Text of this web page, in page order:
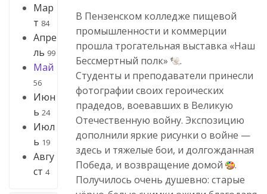
Мар
т 84
Апре
ль 99
Май
56
Июн
ь 24
Июл
ь 19
Авгу
ст 4
В Пензенском колледже пищевой
промышленности и коммерции
прошла трогательная выставка «Наш
Бессмертный полк»
.
Студенты и преподаватели принесли
фотографии своих героических
прадедов, воевавших в Великую
Отечественную войну. Экспозицию
дополнили яркие рисунки о войне —
здесь и тяжелые бои, и долгожданная
Победа, и возвращение домой
.
Получилось очень душевно: старые